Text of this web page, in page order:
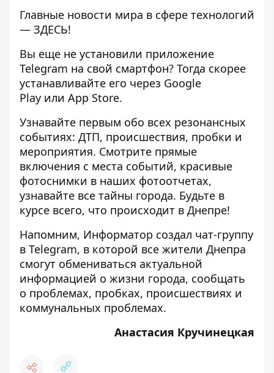
Главные новости мира в сфере технологий
— ЗДЕСЬ!
Вы еще не установили приложение
Telegram на свой смартфон? Тогда скорее
устанавливайте его через Google
Play или App Store.
Узнавайте первым обо всех резонансных
событиях: ДТП, происшествия, пробки и
мероприятия. Смотрите прямые
включения с места событий, красивые
фотоснимки в наших фотоотчетах,
узнавайте все тайны города. Будьте в
курсе всего, что происходит в Днепре!
Напомним, Информатор создал чат-группу
в Telegram, в которой все жители Днепра
смогут обмениваться актуальной
информацией о жизни города, сообщать
о проблемах, пробках, происшествиях и
коммунальных проблемах.
Анастасия Кручинецкая